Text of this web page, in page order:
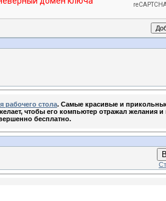
рабочего стола. Самые красивые и
чтобы его компьютер отражал желания
бесплатно.